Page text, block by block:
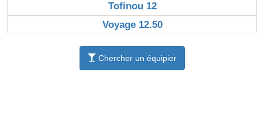
Tofinou 12
Voyage 12.50
Chercher un équipier